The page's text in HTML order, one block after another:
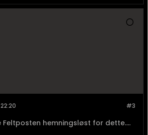
#3
Feltposten hemningsløst for dette....